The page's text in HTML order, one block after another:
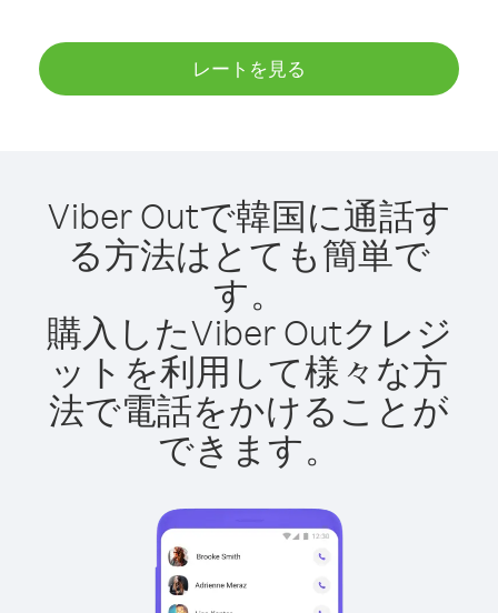
レートを見る
Viber Outで韓国に通話す
る方法はとても簡単で
す。
購入したViber Outクレジ
ットを利用して様々な方
法で電話をかけることが
できます。